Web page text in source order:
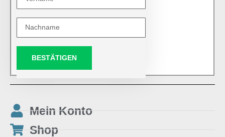
BESTÄTIGEN
Mein Konto
Shop